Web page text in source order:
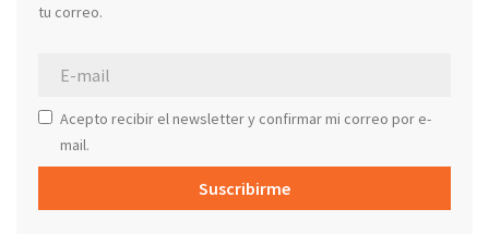
tu correo.
Acepto recibir el newsletter y confirmar mi correo por e-
mail.
Suscribirme